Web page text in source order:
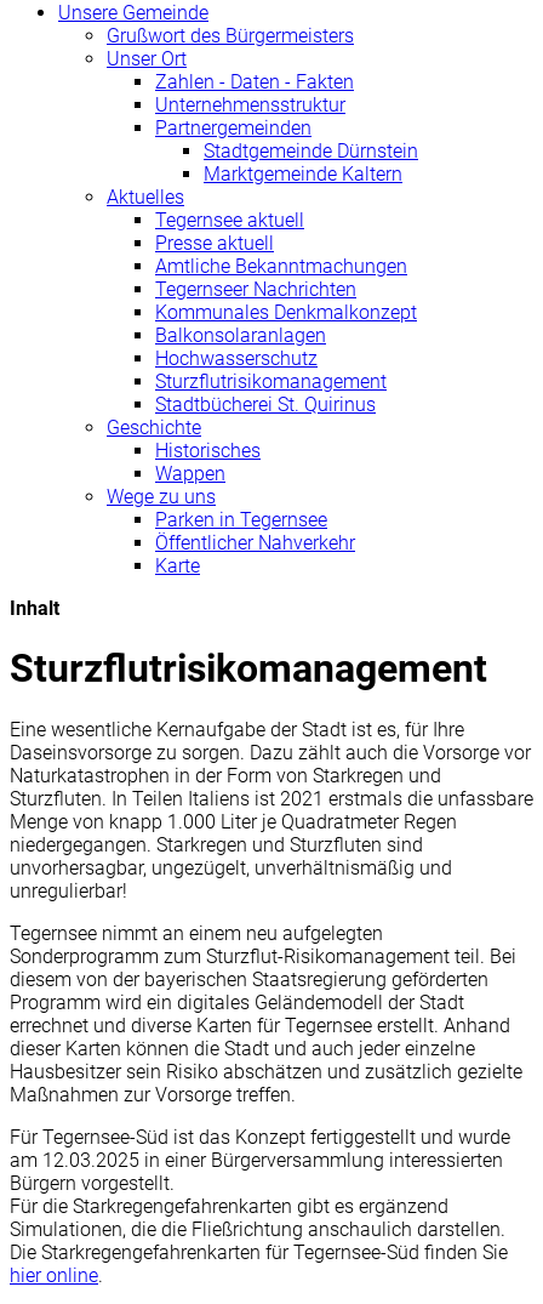
Unsere Gemeinde
Grußwort des Bürgermeisters
Unser Ort
Zahlen - Daten - Fakten
Unternehmensstruktur
Partnergemeinden
Stadtgemeinde Dürnstein
Marktgemeinde Kaltern
Aktuelles
Tegernsee aktuell
Presse aktuell
Amtliche Bekanntmachungen
Tegernseer Nachrichten
Kommunales Denkmalkonzept
Balkonsolaranlagen
Hochwasserschutz
Sturzflutrisikomanagement
Stadtbücherei St. Quirinus
Geschichte
Historisches
Wappen
Wege zu uns
Parken in Tegernsee
Öffentlicher Nahverkehr
Karte
Inhalt
Sturzflutrisikomanagement
Eine wesentliche Kernaufgabe der Stadt ist es, für Ihre
Daseinsvorsorge zu sorgen. Dazu zählt auch die Vorsorge vor
Naturkatastrophen in der Form von Starkregen und
Sturzfluten. In Teilen Italiens ist 2021 erstmals die unfassbare
Menge von knapp 1.000 Liter je Quadratmeter Regen
niedergegangen. Starkregen und Sturzfluten sind
unvorhersagbar, ungezügelt, unverhältnismäßig und
unregulierbar!
Tegernsee nimmt an einem neu aufgelegten
Sonderprogramm zum Sturzflut-Risikomanagement teil. Bei
diesem von der bayerischen Staatsregierung geförderten
Programm wird ein digitales Geländemodell der Stadt
errechnet und diverse Karten für Tegernsee erstellt. Anhand
dieser Karten können die Stadt und auch jeder einzelne
Hausbesitzer sein Risiko abschätzen und zusätzlich gezielte
Maßnahmen zur Vorsorge treffen.
Für Tegernsee-Süd ist das Konzept fertiggestellt und wurde
am 12.03.2025 in einer Bürgerversammlung interessierten
Bürgern vorgestellt.
Für die Starkregengefahrenkarten gibt es ergänzend
Simulationen, die die Fließrichtung anschaulich darstellen.
Die Starkregengefahrenkarten für Tegernsee-Süd finden Sie
hier online.